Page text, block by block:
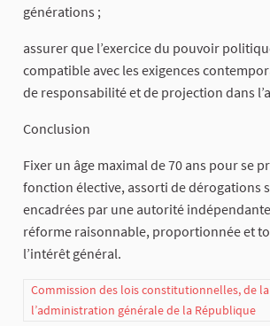
générations ;
assurer que l’exercice du pouvoir
compatible avec les exigences
de responsabilité et de projection dans
Conclusion
Fixer un âge maximal de 70 ans pour se
fonction élective, assorti de dérogations
encadrées par une autorité
réforme raisonnable, proportionnée et
l’intérêt général.
Commission des lois constitutionnelles, de
l’administration générale de la République